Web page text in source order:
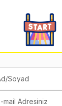
Soyad
mail Adresiniz